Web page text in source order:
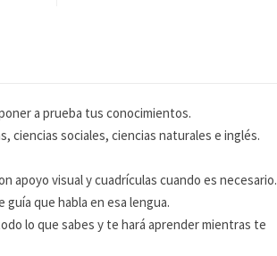
a prueba tus conocimientos.
ciencias sociales, ciencias naturales e inglés.
apoyo visual y cuadrículas cuando es necesario.
que habla en esa lengua.
lo que sabes y te hará aprender mientras te